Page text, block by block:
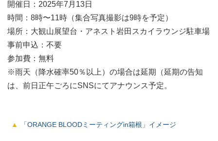
開催日：2025年7月13日
時間：8時〜11時（集合写真撮影は9時を予定）
場所：大観山展望台・アネスト岩田スカイラウンジ駐車場
事前申込：不要
参加費：無料
※雨天（降水確率50％以上）の場合は延期（延期の告知
は、前日正午ごろにSNSにてアナウンス予定。
「ORANGE BLOODミーティングin箱根」イメージ